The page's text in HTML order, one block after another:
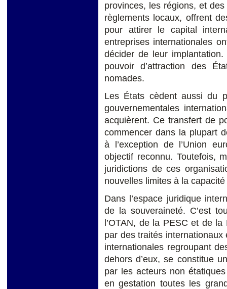
provinces, les régions, et
règlements locaux, offrent
pour attirer le capital
entreprises internationales
décider de leur
pouvoir d’attraction des
nomades.
Les États cèdent aussi du
gouvernementales
acquièrent. Ce transfert de
commencer dans la plupart
à l’exception de l’Union
objectif reconnu. Toutefois,
juridictions de ces
nouvelles limites à la
Dans l’espace juridique
de la souveraineté. C’est
l’OTAN, de la PESC et de
par des traités
internationales regroupant
dehors d’eux, se constitue
par les acteurs non
en gestation toutes les